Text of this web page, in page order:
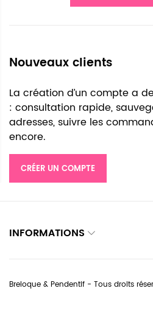
Nouveaux clients
La création d’un compte a
: consultation rapide,
adresses, suivre les
encore.
CRÉER UN COMPTE
INFORMATIONS
Breloque & Pendentif - Tous droits